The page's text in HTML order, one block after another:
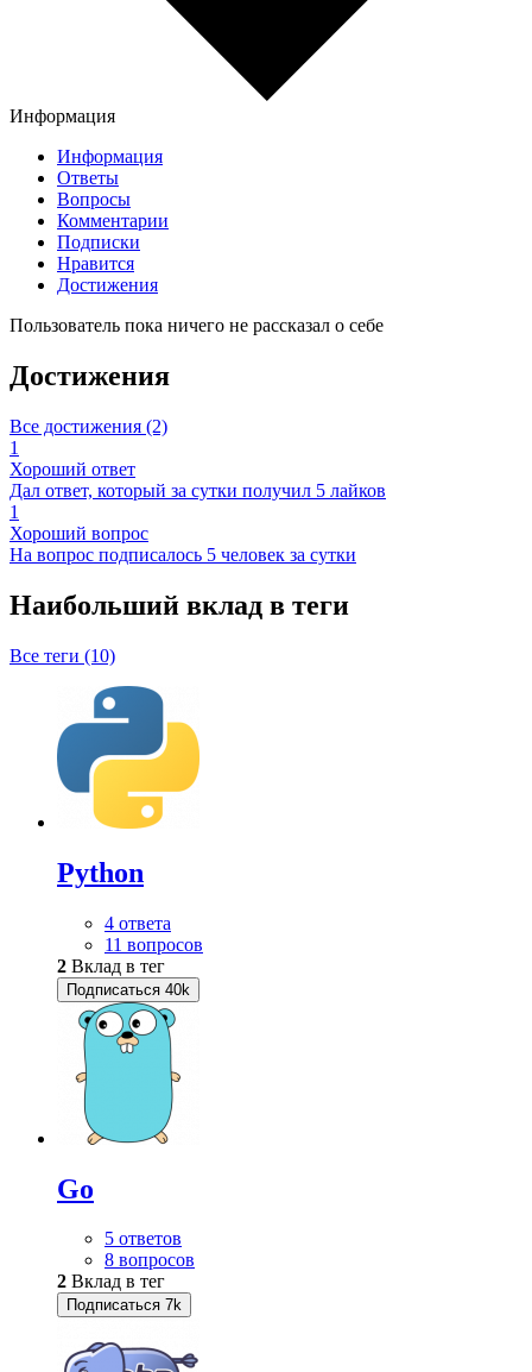
Информация
Информация
Ответы
Вопросы
Комментарии
Подписки
Нравится
Достижения
Пользователь пока ничего не рассказал о себе
Достижения
Все достижения (2)
1
Хороший ответ
Дал ответ, который за сутки получил 5 лайков
1
Хороший вопрос
На вопрос подписалось 5 человек за сутки
Наибольший вклад в теги
Все теги (10)
Python
4 ответа
11 вопросов
2 Вклад в тег
Подписаться 40k
Go
5 ответов
8 вопросов
2 Вклад в тег
Подписаться 7k